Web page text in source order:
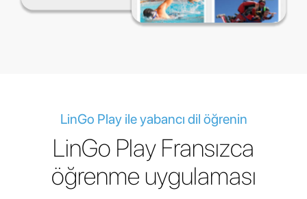
LinGo Play ile yabancı dil öğrenin
LinGo Play Fransızca
öğrenme uygulaması